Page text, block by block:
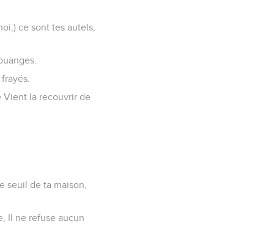
ce sont tes autels,
Vient la recouvrir de
seuil de ta maison,
Il ne refuse aucun